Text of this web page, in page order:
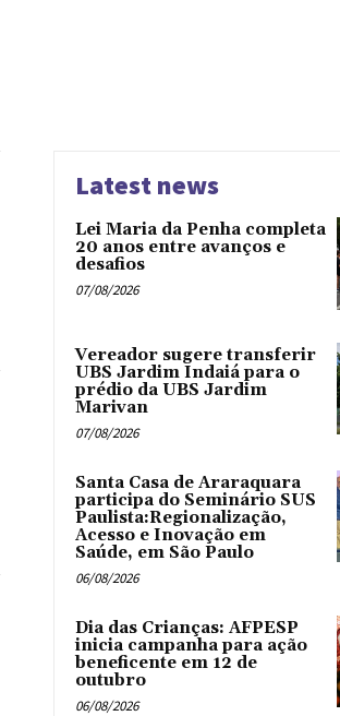
Latest news
Lei Maria da Penha completa
20 anos entre avanços e
desafios
07/08/2026
Vereador sugere transferir
UBS Jardim Indaiá para o
prédio da UBS Jardim
Marivan
07/08/2026
Santa Casa de Araraquara
participa do Seminário SUS
Paulista:Regionalização,
Acesso e Inovação em
Saúde, em São Paulo
06/08/2026
Dia das Crianças: AFPESP
inicia campanha para ação
beneficente em 12 de
outubro
06/08/2026